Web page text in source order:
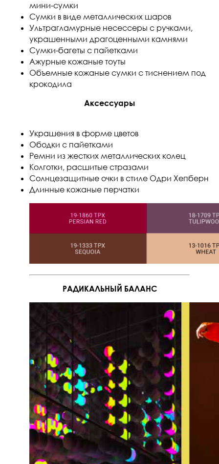
мини-сумки
Сумки в виде металлических шаров
Ультрагламурные несессеры с ручками,
украшенными драгоценными камнями
Сумки-багеты с пайетками
Ажурные кожаные тоуты
Объемные кожаные сумки с тиснением под
крокодила
Аксессуары
Украшения в форме цветов
Ободки с пайетками
Ремни из жестких металлических колец
Колготки, расшитые стразами
Солнцезащитные очки в стиле Одри Хепберн
Длинные кожаные перчатки
РАДИКАЛЬНЫЙ БАЛАНС